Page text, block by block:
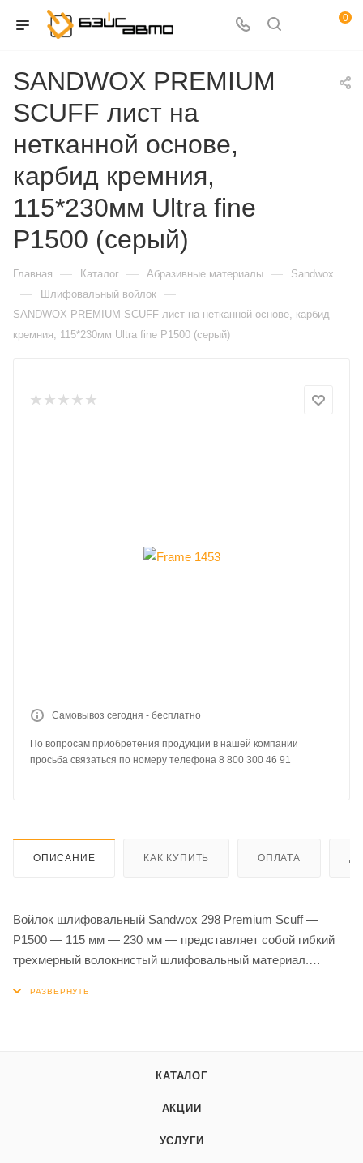
0
SANDWOX PREMIUM
SCUFF лист на
нетканной основе,
карбид кремния,
115*230мм Ultra fine
Р1500 (серый)
Главная — Каталог — Абразивные материалы — Sandwox
— Шлифовальный войлок —
SANDWOX PREMIUM SCUFF лист на нетканной основе, карбид
кремния, 115*230мм Ultra fine Р1500 (серый)
Самовывоз сегодня - бесплатно
По вопросам приобретения продукции в нашей компании
просьба связаться по номеру телефона 8 800 300 46 91
ОПИСАНИЕ КАК КУПИТЬ ОПЛАТА
Войлок шлифовальный Sandwox 298 Premium Scuff —
P1500 — 115 мм — 230 мм — представляет собой гибкий
трехмерный волокнистый шлифовальный материал.
КАТАЛОГ
АКЦИИ
УСЛУГИ